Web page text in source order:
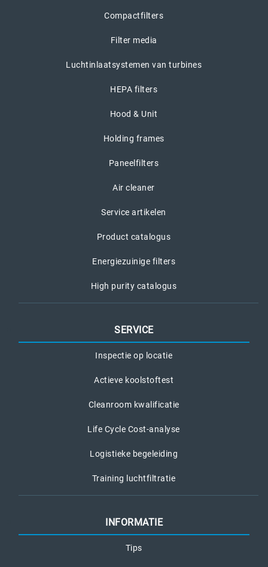
Compactfilters
Filter media
Luchtinlaatsystemen van turbines
HEPA filters
Hood & Unit
Holding frames
Paneelfilters
Air cleaner
Service artikelen
Product catalogus
Energiezuinige filters
High purity catalogus
SERVICE
Inspectie op locatie
Actieve koolstoftest
Cleanroom kwalificatie
Life Cycle Cost-analyse
Logistieke begeleiding
Training luchtfiltratie
INFORMATIE
Tips